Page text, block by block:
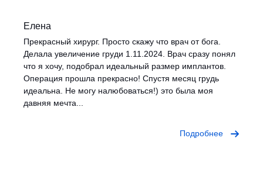
Елена
Прекрасный хирург. Просто скажу что врач от бога.
Делала увеличение груди 1.11.2024. Врач сразу понял
что я хочу, подобрал идеальный размер имплантов.
Операция прошла прекрасно! Спустя месяц грудь
идеальна. Не могу налюбоваться!) это была моя
давняя мечта...
Подробнее